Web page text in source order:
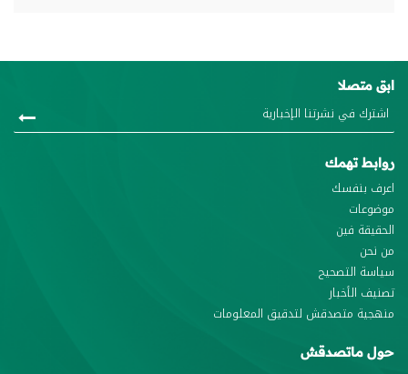
ابق متصلا
روابط تهمك
اعرف بنفسك
موضوعات
الحقيقة فين
من نحن
سياسة التصحيح
تصنيف الأخبار
منهجية متصدقش لتدقيق المعلومات
حول ماتصدقش